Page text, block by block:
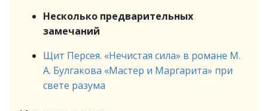
Несколько предварительных
замечаний
Щит Персея. «Нечистая сила» в романе M.
А. Булгакова «Мастер и Маргарита» при
свете разума